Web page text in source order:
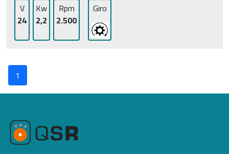
V
24
Kw
2,2
Rpm
2.500
Giro
1